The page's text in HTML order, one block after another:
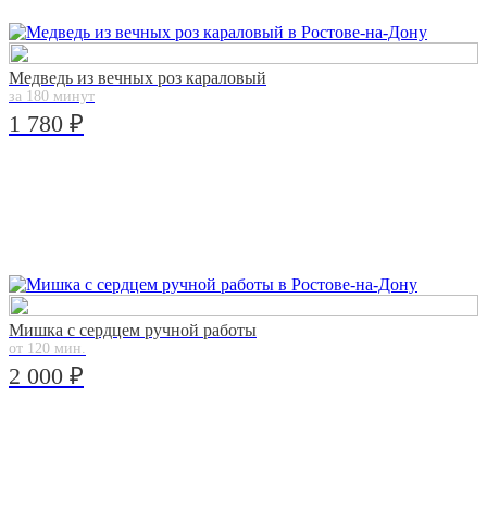
Медведь из вечных роз караловый
за 180 минут
1 780 ₽
Мишка с сердцем ручной работы
от 120 мин.
2 000 ₽